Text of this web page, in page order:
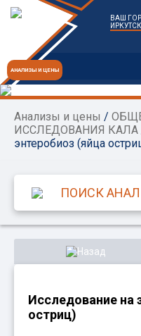
АНАЛИЗЫ И ЦЕНЫ
ВАШ
ИРКУТСК
Анализы и цены /
ИССЛЕДОВАНИЯ КАЛА
энтеробиоз (яйца
Назад
Исследование на
остриц)